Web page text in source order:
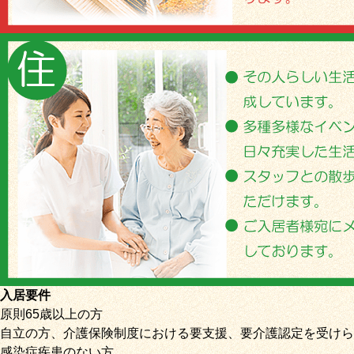
入居要件
原則65歳以上の方
自立の方、介護保険制度における要支援、要介護認定を受け